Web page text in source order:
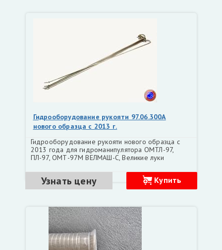
Гидрооборудование рукояти 97.06.300А
нового образца с 2013 г.
Гидрооборудование рукояти нового образца с
2013 года для гидроманипулятора ОМТЛ-97,
ПЛ-97, ОМТ-97М ВЕЛМАШ-С, Великие луки
Узнать цену Купить